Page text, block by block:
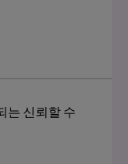
는 신뢰할 수